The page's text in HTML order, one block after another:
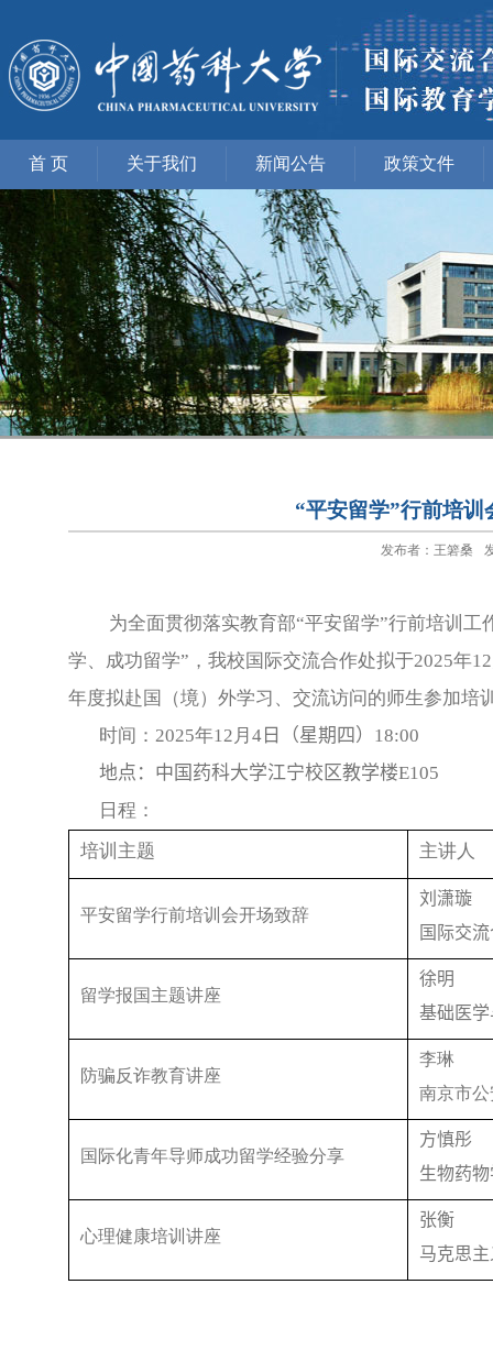
首 页 关于我们 新闻公告 政策文件
“平安留学”行前培训
发布者：王箬桑
为全面贯彻落实教育部“平安留学”行前培训
学、成功留学”，我校国际交流合作处拟于2025年12
年度拟赴国（境）外学习、交流访问的师生参加培
时间： 2025年12 月 4日（星期 四 ） 18:00
地点：中国药科大学江宁校区教学楼E105
日程：
培训主题
主讲人
平安留学行前培训会开场致辞
刘潇璇
国际交
留学报国主题讲座
徐明
基础医
防骗反诈教育讲座
李琳
南京市
国际化青年导师成功留学经验分享
方慎彤
生物药
心理健康培训讲座
张衡
马克思